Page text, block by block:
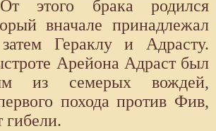
этого брака родился
вначале принадлежал
Гераклу и Адрасту.
Арейона Адраст был
из семерых вождей,
похода против Фив,
гибели.